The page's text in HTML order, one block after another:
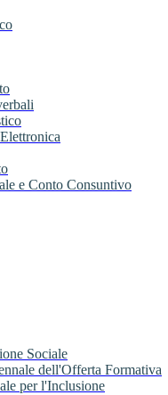
e Conto Consuntivo
Sociale
dell'Offerta Formativa
per l'Inclusione